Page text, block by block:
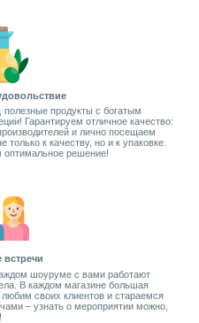
продукты с богатым
Гарантируем отличное качество:
и лично посещаем
к качеству, но и к упаковке.
оптимальное решение!
встречи
шоуруме с вами работают
В каждом магазине большая
своих клиентов и стараемся
– узнать о мероприятии можно,